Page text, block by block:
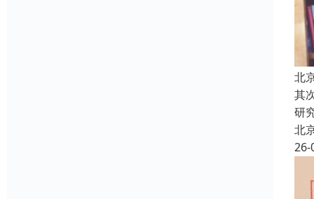
北
其
研
北
26-